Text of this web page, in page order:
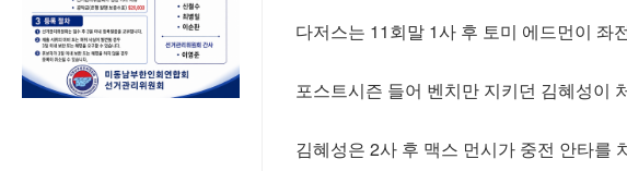
다저스는 11회말 1사 후 토미 에드먼이 좌
포스트시즌 들어 벤치만 지키던 김혜성이
김혜성은 2사 후 맥스 먼시가 중전 안타를